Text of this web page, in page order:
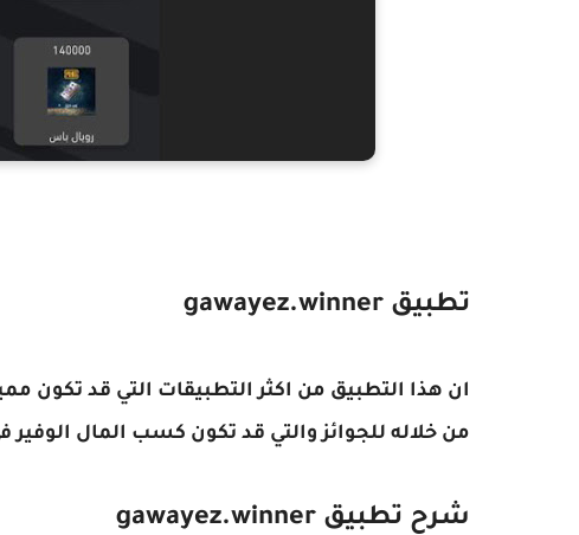
تطبيق gawayez.winner
ان هذا التطبيق من اكثر التطبيقات التي قد تكون
من خلاله للجوائز والتي قد تكون كسب المال الوفير
شرح تطبيق gawayez.winner